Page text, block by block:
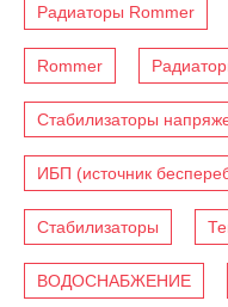
Радиаторы Rommer
Rommer
Стабилизаторы
ИБП (источник
Стабилизаторы
ВОДОСНАБЖЕНИЕ